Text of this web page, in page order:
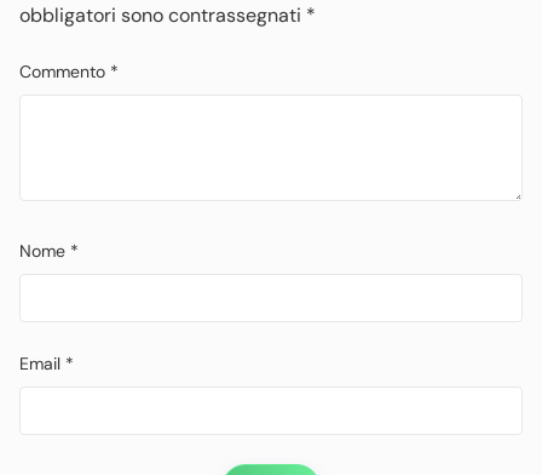
obbligatori sono contrassegnati *
Commento *
Nome *
Email *